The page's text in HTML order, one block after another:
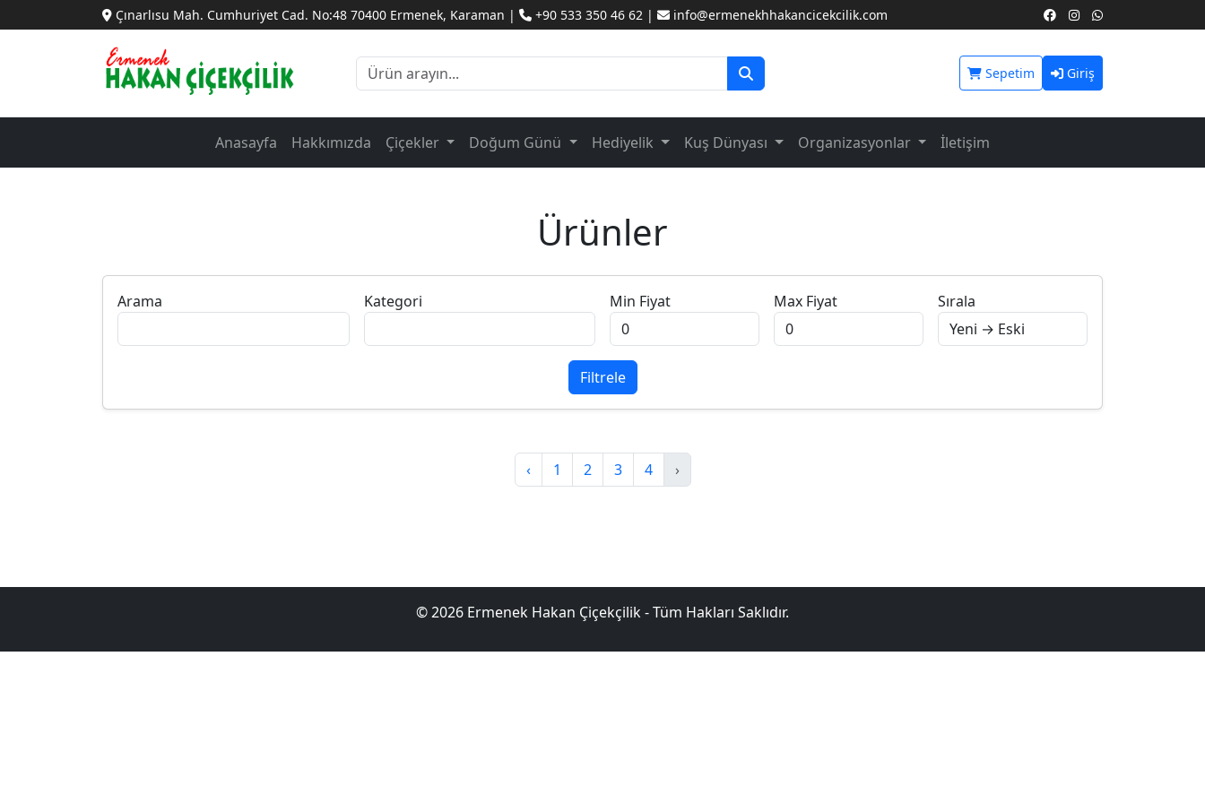
Çınarlısu Mah. Cumhuriyet Cad. No:48 70400 Ermenek, Karaman | +90 533 350 46 62 | info@ermenekhhakancicekcilik.com
Sepetim Giriş
Anasayfa Hakkımızda Çiçekler Doğum Günü Hediyelik Kuş Dünyası Organizasyonlar İletişim
Ürünler
Arama Kategori Min Fiyat Max Fiyat Sırala
Filtrele
‹ 1 2 3 4 ›
© 2026 Ermenek Hakan Çiçekçilik - Tüm Hakları Saklıdır.